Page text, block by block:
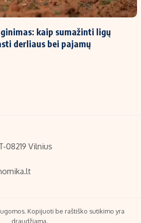
Titulinis
Nedarbo išmokos skaičiuoklė
kaip sumažinti ligų
derliaus bei pajamų
08219 Vilnius
Kopijuoti be raštiško sutikimo yra
draudžiama.